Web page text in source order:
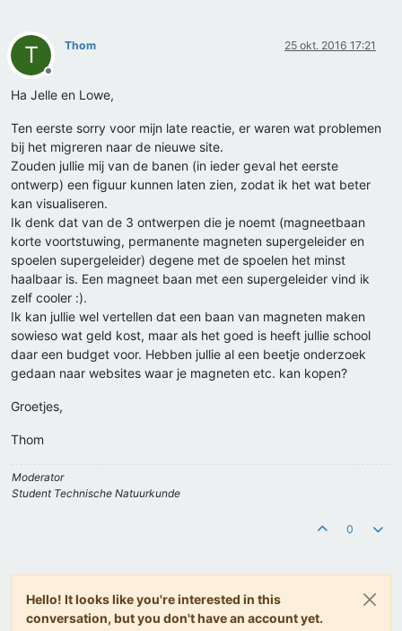
T
Offline
Thom 25 okt. 2016 17:21
Ha Jelle en Lowe,
Ten eerste sorry voor mijn late reactie, er waren wat problemen
bij het migreren naar de nieuwe site.
Zouden jullie mij van de banen (in ieder geval het eerste
ontwerp) een figuur kunnen laten zien, zodat ik het wat beter
kan visualiseren.
Ik denk dat van de 3 ontwerpen die je noemt (magneetbaan
korte voortstuwing, permanente magneten supergeleider en
spoelen supergeleider) degene met de spoelen het minst
haalbaar is. Een magneet baan met een supergeleider vind ik
zelf cooler :).
Ik kan jullie wel vertellen dat een baan van magneten maken
sowieso wat geld kost, maar als het goed is heeft jullie school
daar een budget voor. Hebben jullie al een beetje onderzoek
gedaan naar websites waar je magneten etc. kan kopen?
Groetjes,
Thom
Moderator
Student Technische Natuurkunde
0
Hello! It looks like you're interested in this
conversation, but you don't have an account yet.